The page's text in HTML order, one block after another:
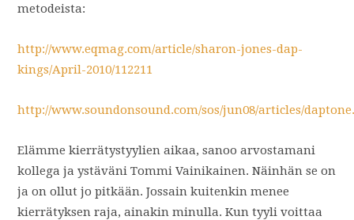
metodeista:
http://www.eqmag.com/article/sharon-jones-dap-
kings/April-2010/112211
http://www.soundonsound.com/sos/jun08/articles/
Elämme kierrätystyylien aikaa, sanoo arvostamani
kollega ja ystäväni Tommi Vainikainen. Näinhän se on
ja on ollut jo pitkään. Jossain kuitenkin menee
kierrätyksen raja, ainakin minulla. Kun tyyli voittaa